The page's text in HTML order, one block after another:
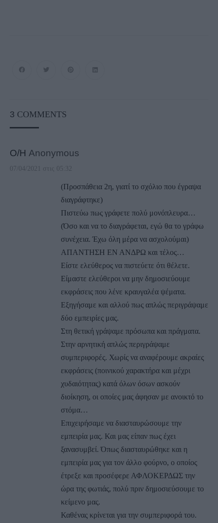
3 COMMENTS
Ο/Η Anonymous
07/04/2021 στις 05:32
(Προσπάθεια 2η, γιατί το σχόλιο που έγραψα
διαγράφτηκε)
Πιστεύω πως γράφετε πολύ μονόπλευρα…
(Όσο και να το διαγράφεται, εγώ θα το γράφω
συνέχεια. Έχω όλη μέρα να ασχολούμαι)
ΑΠΑΝΤΗΣΗ ΕΝ ΑΝΔΡΩ και τέλος…
Είστε ελεύθερος να πιστεύετε ότι θέλετε.
Είμαστε ελεύθεροι να μην δημοσιεύουμε
εκφράσεις που λένε κραυγαλέα ψέματα.
Εξηγήσαμε και αλλού πως απλώς περιγράψαμε
δύο εμπειρίες μας.
Στη θετική γράψαμε πρόσωπα και πράγματα.
Στην αρνητική απλώς περιγράψαμε
συμπεριφορές. Χωρίς να αναφέρουμε ακραίες
εκφράσεις (ποινικού χαρακτήρα και μέχρι
χυδαιότητας) κατά όλων όσων ασκούν
διοίκηση, οι οποίες μας άφησαν με ανοικτό το
στόμα…
Επιχειρήσαμε να διασταυρώσουμε την
εμπειρία μας. Και μας είπαν πως έχει
ξανασυμβεί. Όπως διασταυρώθηκε και η
εμπειρία μας για τον άλλο φούρνο, ο οποίος
έτρεξε και προσέφερε ΑΦΛΟΚΕΡΔΩΣ την
ώρα της φωτιάς, πολύ πριν δημοσιεύσουμε το
κείμενο μας.
Καθένας κρίνεται για την συμπεριφορά του.